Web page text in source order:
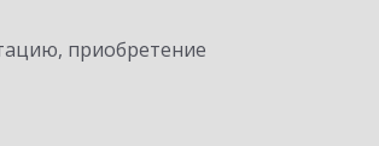
приобретение